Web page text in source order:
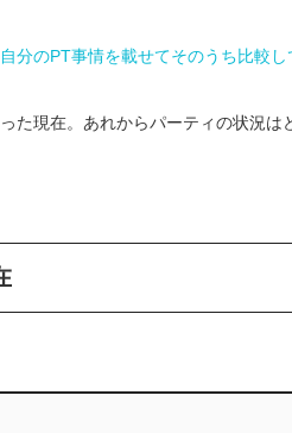
分のPT事情を載せてそのうち比較し
た現在。あれからパーティの状況